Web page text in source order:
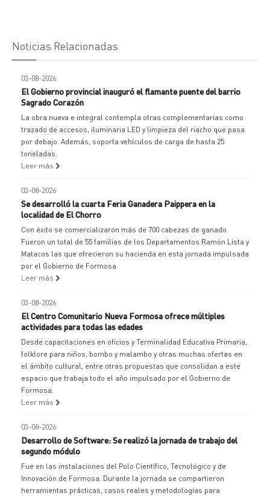
Noticias Relacionadas
03-08-2026
El Gobierno provincial inauguró el flamante puente del barrio
Sagrado Corazón
La obra nueva e integral contempla otras complementarias como
trazado de accesos, iluminaria LED y limpieza del riacho que pasa
por debajo. Además, soporta vehículos de carga de hasta 25
toneladas.
Leer más
03-08-2026
Se desarrolló la cuarta Feria Ganadera Paippera en la
localidad de El Chorro
Con éxito se comercializaron más de 700 cabezas de ganado.
Fueron un total de 55 familias de los Departamentos Ramón Lista y
Matacos las que ofrecieron su hacienda en esta jornada impulsada
por el Gobierno de Formosa.
Leer más
03-08-2026
El Centro Comunitario Nueva Formosa ofrece múltiples
actividades para todas las edades
Desde capacitaciones en oficios y Terminalidad Educativa Primaria,
folklore para niños, bombo y malambo y otras muchas ofertas en
el ámbito cultural, entre otras propuestas que consolidan a este
espacio que trabaja todo el año impulsado por el Gobierno de
Formosa.
Leer más
03-08-2026
Desarrollo de Software: Se realizó la jornada de trabajo del
segundo módulo
Fue en las instalaciones del Polo Científico, Tecnológico y de
Innovación de Formosa. Durante la jornada se compartieron
herramientas prácticas, casos reales y metodologías para